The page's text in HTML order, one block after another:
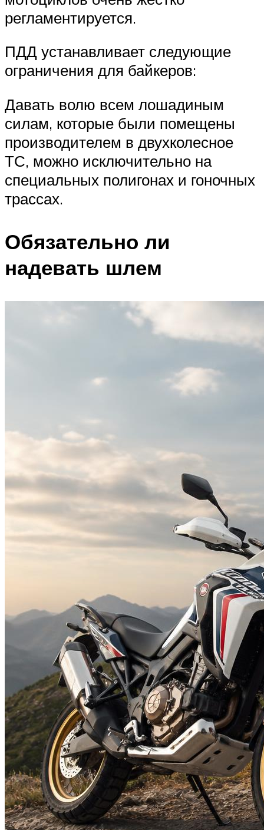
регламентируется.
ПДД устанавливает следующие
ограничения для байкеров:
Давать волю всем лошадиным
силам, которые были помещены
производителем в двухколесное
ТС, можно исключительно на
специальных полигонах и гоночных
трассах.
Обязательно ли
надевать шлем